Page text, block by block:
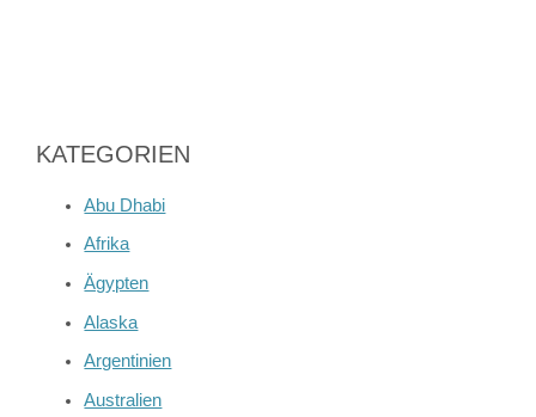
KATEGORIEN
Abu Dhabi
Afrika
Ägypten
Alaska
Argentinien
Australien